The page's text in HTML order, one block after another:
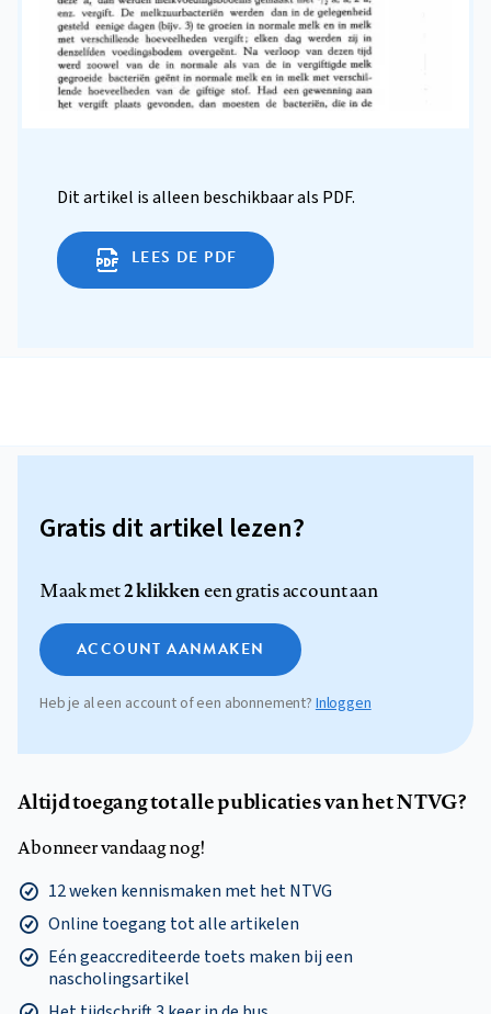
Dit artikel is alleen beschikbaar als PDF.
LEES DE PDF
Gratis dit artikel lezen?
Maak met2 klikkeneen gratis account aan
ACCOUNT AANMAKEN
Heb je al een account of een abonnement? Inloggen
Altijd toegang tot alle publicaties van het NTVG?
Abonneer vandaag nog!
12 weken kennismaken met het NTVG
Online toegang tot alle artikelen
Eén geaccrediteerde toets maken bij een
nascholingsartikel